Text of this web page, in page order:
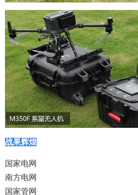
战果辉煌
国家电网
南方电网
国家管网